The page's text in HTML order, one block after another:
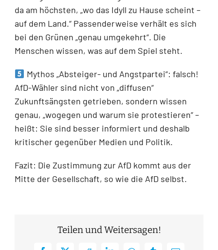
da am höchsten, „wo das Idyll zu Hause scheint –
auf dem Land.“ Passenderweise verhält es sich
bei den Grünen „genau umgekehrt“. Die
Menschen wissen, was auf dem Spiel steht.
Mythos „Absteiger- und Angstpartei“: falsch!
AfD-Wähler sind nicht von „diffusen“
Zukunftsängsten getrieben, sondern wissen
genau, „wogegen und warum sie protestieren“ –
heißt: Sie sind besser informiert und deshalb
kritischer gegenüber Medien und Politik.
Fazit: Die Zustimmung zur AfD kommt aus der
Mitte der Gesellschaft, so wie die AfD selbst.
Teilen und Weitersagen!